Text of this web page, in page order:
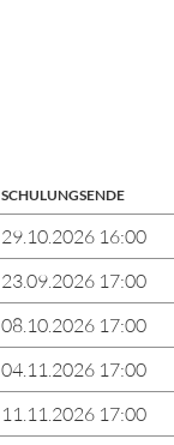
SCHULUNGSENDE
29.10.2026 16:00
23.09.2026 17:00
08.10.2026 17:00
04.11.2026 17:00
11.11.2026 17:00